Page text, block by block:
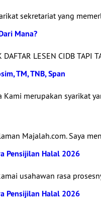
sekretariat yang
Mana?
LESEN CIDB TAPI
TM, TNB, Span
merupakan syarikat
Majalah.com. Saya
Pensijilan Halal 2026
usahawan rasa
Pensijilan Halal 2026